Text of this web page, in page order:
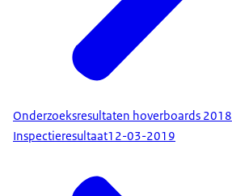
Onderzoeksresultaten hoverboards 2018
Inspectieresultaat12-03-2019